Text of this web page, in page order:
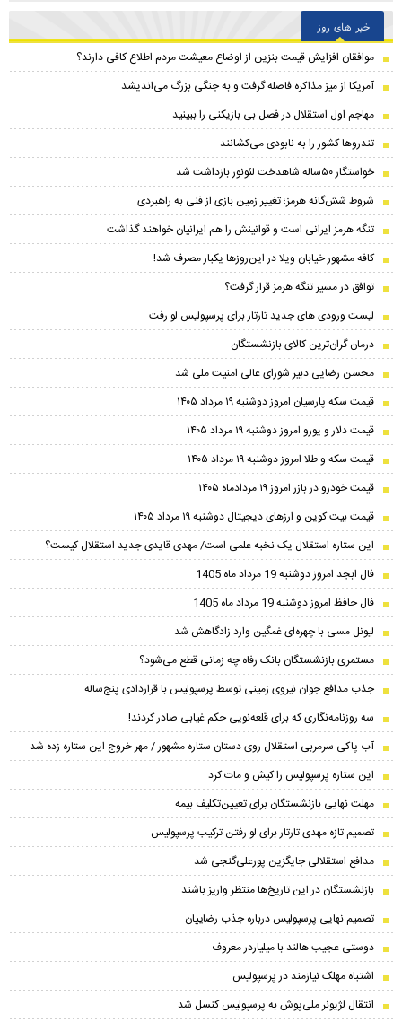
خبر های روز
موافقان افزایش قیمت بنزین از اوضاع معیشت مردم اطلاع کافی دارند؟
آمریکا از میز مذاکره فاصله گرفت و به جنگی بزرگ می‌اندیشد
مهاجم اول استقلال در فصل بی بازیکنی را ببینید
تندرو‌ها کشور را به نابودی می‌کشانند
خواستگار ۵۰ساله شاهدخت لئونور بازداشت شد
شروط شش‌گانه هرمز؛ تغییر زمین بازی از فنی به راهبردی
تنگه هرمز ایرانی است و قوانینش را هم ایرانیان خواهند گذاشت
کافه مشهور خیابان ویلا در این‌روزها یکبار مصرف شد!
توافق در مسیر تنگه هرمز قرار گرفت؟
لیست ورودی های جدید تارتار برای پرسپولیس لو رفت
درمان گران‌ترین کالای بازنشستگان
محسن رضایی دبیر شورای عالی امنیت ملی شد
قیمت سکه پارسیان امروز دوشنبه ۱۹ مرداد ۱۴۰۵
قیمت دلار و یورو امروز دوشنبه ۱۹ مرداد ۱۴۰۵
قیمت سکه و طلا امروز دوشنبه ۱۹ مرداد ۱۴۰۵
قیمت خودرو در بازر امروز ۱۹ مردادماه ۱۴۰۵
قیمت بیت کوین و ارز‌های دیجیتال دوشنبه ۱۹ مرداد ۱۴۰۵
این ستاره استقلال یک نخبه علمی است/ مهدی قایدی جدید استقلال کیست؟
فال ابجد امروز دوشنبه 19 مرداد ماه 1405
فال حافظ امروز دوشنبه 19 مرداد ماه 1405
لیونل مسی با چهره‌ای غمگین وارد زادگاهش شد
مستمری بازنشستگان بانک رفاه چه زمانی قطع می‌شود؟
جذب مدافع جوان نیروی زمینی توسط پرسپولیس با قراردادی پنج‌ساله
سه روزنامه‌نگاری که برای قلعه‌نویی حکم غیابی صادر کردند!
آب پاکی سرمربی استقلال روی دستان ستاره مشهور / مهر خروج این ستاره زده شد
این ستاره پرسپولیس را کیش و مات کرد
مهلت نهایی بازنشستگان برای تعیین‌تکلیف بیمه
تصمیم تازه مهدی تارتار برای لو رفتن ترکیب پرسپولیس
مدافع استقلالی جایگزین پورعلی‌گنجی شد
بازنشستگان در این تاریخ‌ها منتظر واریز باشند
تصمیم نهایی پرسپولیس درباره جذب رضاییان
دوستی عجیب هالند با میلیاردر معروف
اشتباه مهلک نیازمند در پرسپولیس
انتقال لژیونر ملی‌پوش به پرسپولیس کنسل شد